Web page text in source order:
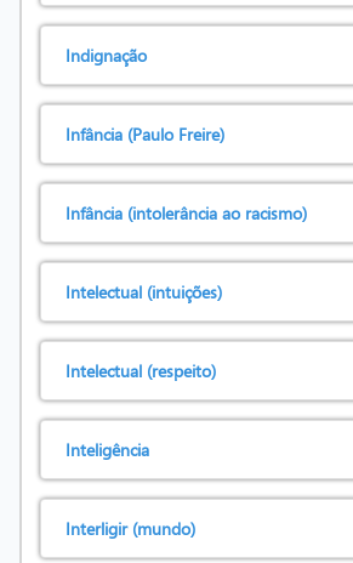
Indignação
Infância (Paulo Freire)
Infância (intolerância ao racismo)
Intelectual (intuições)
Intelectual (respeito)
Inteligência
Interligir (mundo)